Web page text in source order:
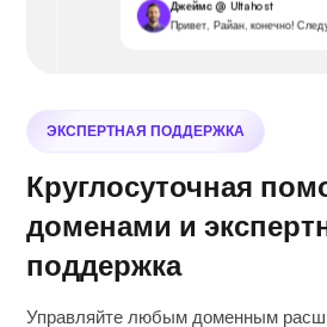
Джеймс @ Ultahost
Привет, Райан, конечно!
ЭКСПЕРТНАЯ ПОДДЕРЖКА
Круглосуточная
доменами и
поддержка
Управляйте любым доменным